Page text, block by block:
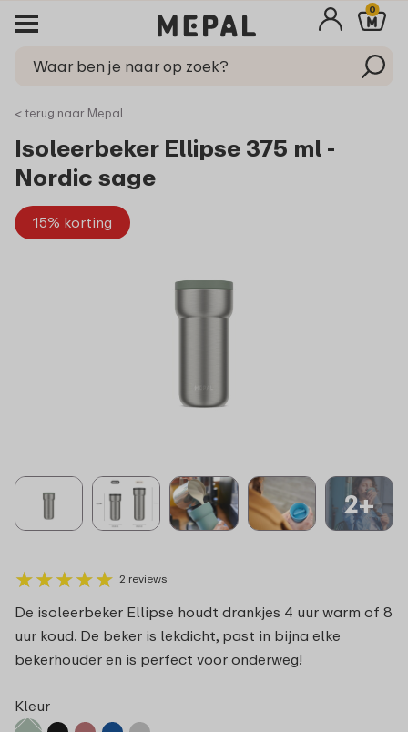
0
< terug naar Mepal
Isoleerbeker Ellipse 375 ml -
Nordic sage
15% korting
2+
★★★★★
★★★★★ 2 reviews
De isoleerbeker Ellipse houdt drankjes 4 uur warm of 8
uur koud. De beker is lekdicht, past in bijna elke
bekerhouder en is perfect voor onderweg!
Kleur